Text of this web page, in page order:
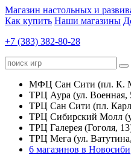
Магазин настольных и
Как купить Наши магазины
+7 (383) 382-80-28
МФЦ Сан Сити (пл. К.
ТРЦ Аура (ул. Военная,
ТРЦ Сан Сити (пл.
ТРЦ Сибирский Молл
ТРЦ Галерея (Гоголя,
ТРЦ Мега (ул.
6 магазинов в